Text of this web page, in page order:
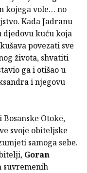
kojega vole… no
Kada Jadranu
djedovu kuću koja
povezati sve
života, shvatiti
ga i otišao u
i njegovu
Otoke,
svoje obiteljske
samoga sebe.
Goran
suvremenih